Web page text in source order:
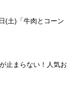
(土)「牛肉とコーン
止まらない！人気お